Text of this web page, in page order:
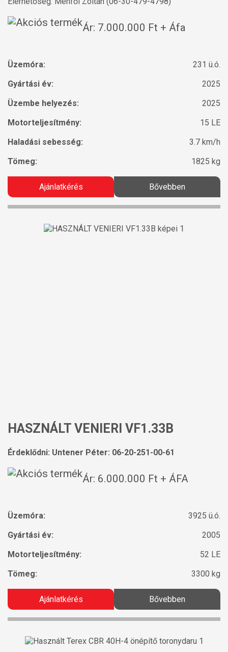
Ár: 7.000.000 Ft + Áfa
Üzemóra:
231 ü.ó.
Gyártási év:
2025
Üzembe helyezés:
2025
Motorteljesítmény:
15 LE
Haladási sebesség:
3.7 km/h
Tömeg:
1825 kg
Ajánlatkérés Bővebben
HASZNÁLT VENIERI VF1.33B
Érdeklődni: Untener Péter: 06-20-251-00-61
Ár: 6.000.000 Ft + ÁFA
Üzemóra:
3925 ü.ó.
Gyártási év:
2005
Motorteljesítmény:
52 LE
Tömeg:
3300 kg
Ajánlatkérés Bővebben